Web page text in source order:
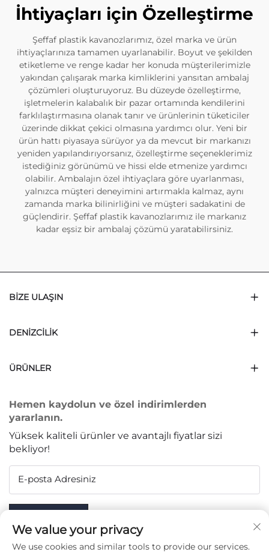
İhtiyaçları için Özelleştirme
Şeffaf plastik kavanozlarımız, özel marka ve ürün
ihtiyaçlarınıza tamamen uyarlanabilir. Boyut ve şekilden
etiketleme ve renge kadar her konuda müşterilerimizle
yakından çalışarak marka kimliklerini yansıtan ambalaj
çözümleri oluşturuyoruz. Bu düzeyde özelleştirme,
işletmelerin kalabalık bir pazar ortamında kendilerini
farklılaştırmasına olanak tanır ve ürünlerinin tüketiciler
üzerinde dikkat çekici olmasına yardımcı olur. Yeni bir
ürün hattı piyasaya sürüyor ya da mevcut bir markanızı
yeniden yapılandırıyorsanız, özelleştirme seçeneklerimiz
istediğiniz görünümü ve hissi elde etmenize yardımcı
olabilir. Ambalajın özel ihtiyaçlara göre uyarlanması,
yalnızca müşteri deneyimini artırmakla kalmaz, aynı
zamanda marka bilinirliğini ve müşteri sadakatini de
güçlendirir. Şeffaf plastik kavanozlarımız ile markanız
kadar eşsiz bir ambalaj çözümü yaratabilirsiniz.
BIZE ULAŞIN
DENIZCILIK
ÜRÜNLER
Hemen kaydolun ve özel indirimlerden
yararlanın.
Yüksek kaliteli ürünler ve avantajlı fiyatlar sizi
bekliyor!
E-posta Adresiniz
We value your privacy
We use cookies and similar tools to provide our services.